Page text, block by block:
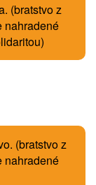
(bratstvo z
nahradené
(bratstvo z
nahradené